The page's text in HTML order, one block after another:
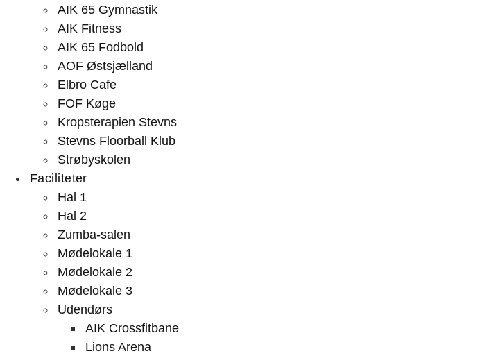
AIK 65 Gymnastik
AIK Fitness
AIK 65 Fodbold
AOF Østsjælland
Elbro Cafe
FOF Køge
Kropsterapien Stevns
Stevns Floorball Klub
Strøbyskolen
Faciliteter
Hal 1
Hal 2
Zumba-salen
Mødelokale 1
Mødelokale 2
Mødelokale 3
Udendørs
AIK Crossfitbane
Lions Arena